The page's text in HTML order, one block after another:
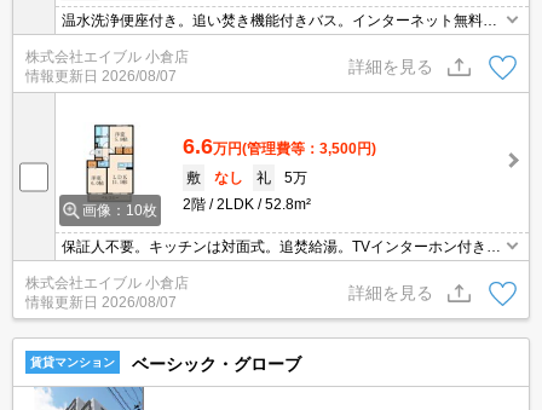
温水洗浄便座付き。追い焚き機能付きバス。インターネット無料。
物干しあり。鍵交換代16,500円。退室時清掃料71,500円。
株式会社エイブル 小倉店
情報更新日 2026/08/07
詳細を見る
画像：10枚
6.6万円(管理費等：3,500円)
敷
なし 礼
5万
2階
2LDK 52.8m²
保証人不要。キッチンは対面式。追焚給湯。TVインターホン付き。
0円。鍵交換代16,500円。
株式会社エイブル 小倉店
情報更新日 2026/08/07
詳細を見る
賃貸マンション ベーシック・グローブ